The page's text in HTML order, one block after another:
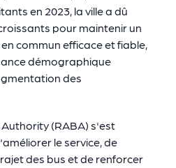
en 2023, la ville a dû
pour maintenir un
commun efficace et fiable,
démographique
des
(RABA) s'est
le service, de
des bus et de renforcer